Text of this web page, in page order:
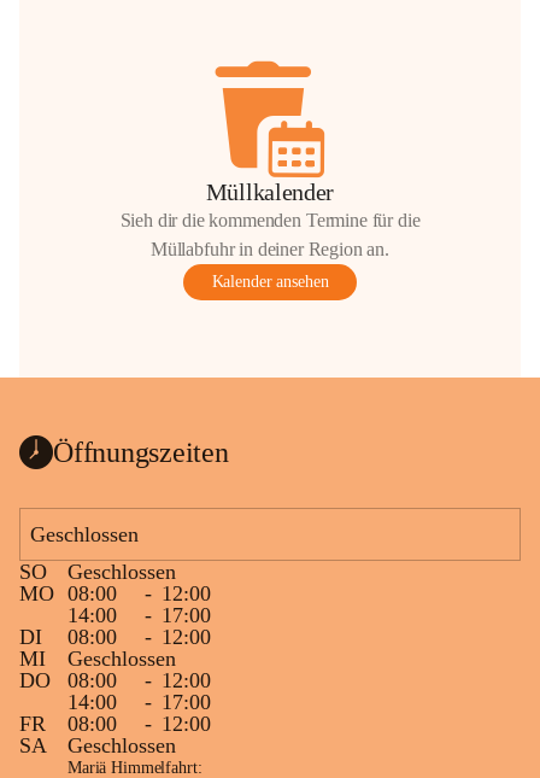
Müllkalender
Sieh dir die kommenden Termine für die
Müllabfuhr in deiner Region an.
Kalender ansehen
Öffnungszeiten
Geschlossen
SO
Geschlossen
MO 08:00 - 12:00
14:00
- 17:00
DI
08:00 - 12:00
MI
Geschlossen
DO
08:00 - 12:00
14:00
- 17:00
FR
08:00 - 12:00
SA
Geschlossen
Mariä Himmelfahrt: